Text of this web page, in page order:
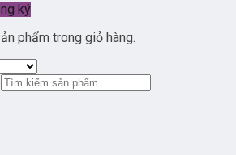
ký
phẩm trong giỏ hàng.